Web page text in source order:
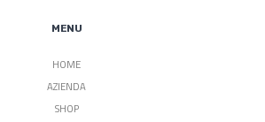
MENU
HOME
AZIENDA
SHOP